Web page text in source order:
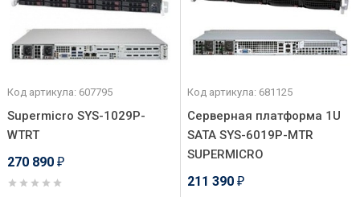
Код артикула: 607795
Supermicro SYS-1029P-
WTRT
270 890 ₽
Код артикула: 681125
Серверная платформа 1U
SATA SYS-6019P-MTR
SUPERMICRO
211 390 ₽